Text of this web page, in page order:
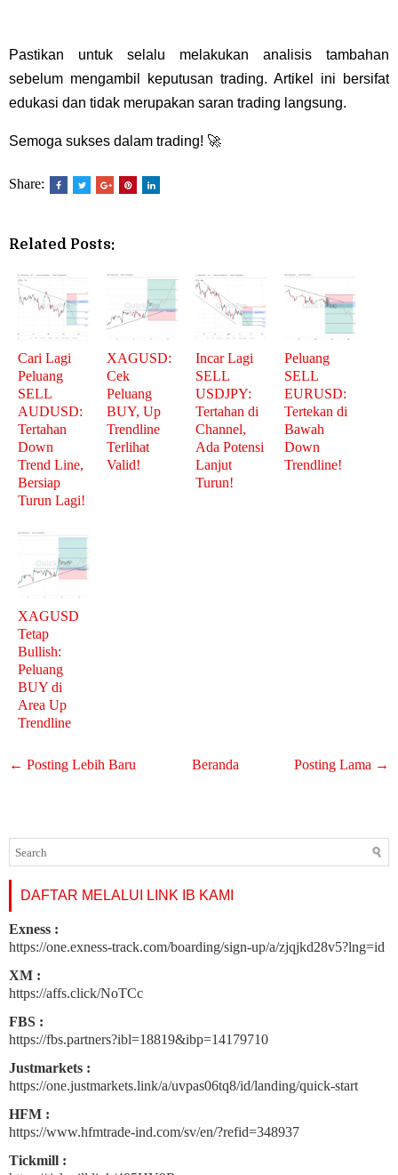
Pastikan untuk selalu melakukan analisis tambahan
sebelum mengambil keputusan trading. Artikel ini bersifat
edukasi dan tidak merupakan saran trading langsung.
Semoga sukses dalam trading! 🚀
Share:
Related Posts:
Cari Lagi
Peluang
SELL
AUDUSD:
Tertahan
Down
Trend Line,
Bersiap
Turun Lagi!
XAGUSD:
Cek
Peluang
BUY, Up
Trendline
Terlihat
Valid!
Incar Lagi
SELL
USDJPY:
Tertahan di
Channel,
Ada Potensi
Lanjut
Turun!
Peluang
SELL
EURUSD:
Tertekan di
Bawah
Down
Trendline!
XAGUSD
Tetap
Bullish:
Peluang
BUY di
Area Up
Trendline
← Posting Lebih Baru Posting Lama →
Beranda
DAFTAR MELALUI LINK IB KAMI
Exness :
https://one.exness-track.com/boarding/sign-up/a/zjqjkd28v5?lng=id
XM :
https://affs.click/NoTCc
FBS :
https://fbs.partners?ibl=18819&ibp=14179710
Justmarkets :
https://one.justmarkets.link/a/uvpas06tq8/id/landing/quick-start
HFM :
https://www.hfmtrade-ind.com/sv/en/?refid=348937
Tickmill :